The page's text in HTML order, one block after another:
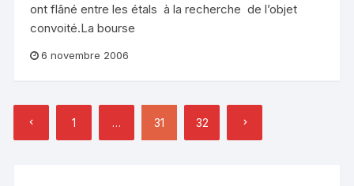
ont flâné entre les étals à la recherche de l’objet
convoité.La bourse
6 novembre 2006
Pagination
des
publications
1 … 31 32